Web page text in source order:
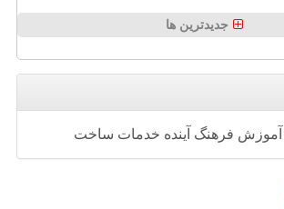
جدیدترین ها
آموزش فرهنگ آینده خدمات ساخت